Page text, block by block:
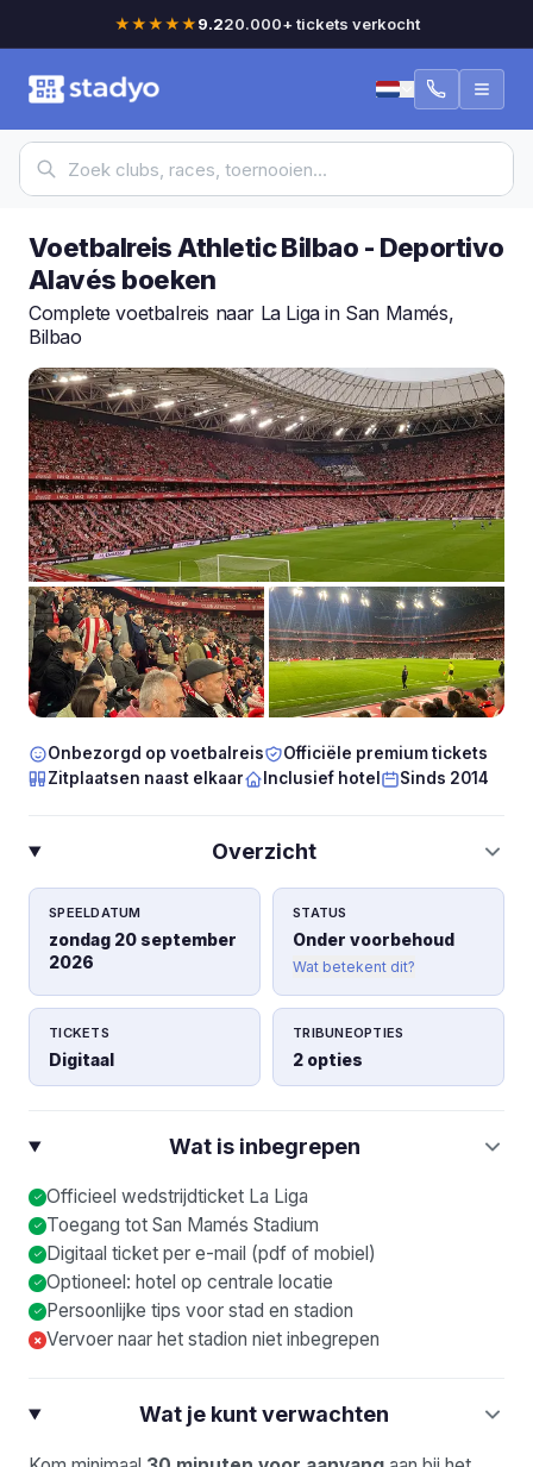
★★★★★9.220.000+ tickets verkocht
Voetbalreis Athletic Bilbao - Deportivo
Alavés boeken
Complete voetbalreis naar La Liga in San Mamés,
Bilbao
Onbezorgd op voetbalreis
Officiële premium tickets
Zitplaatsen naast elkaar
Inclusief hotel Sinds 2014
Overzicht
SPEELDATUM
zondag 20 september
2026
STATUS
Onder voorbehoud
Wat betekent dit?
TICKETS
Digitaal
TRIBUNEOPTIES
2 opties
Wat is inbegrepen
Officieel wedstrijdticket La Liga
Toegang tot San Mamés Stadium
Digitaal ticket per e-mail (pdf of mobiel)
Optioneel: hotel op centrale locatie
Persoonlijke tips voor stad en stadion
× Vervoer naar het stadion niet inbegrepen
Wat je kunt verwachten